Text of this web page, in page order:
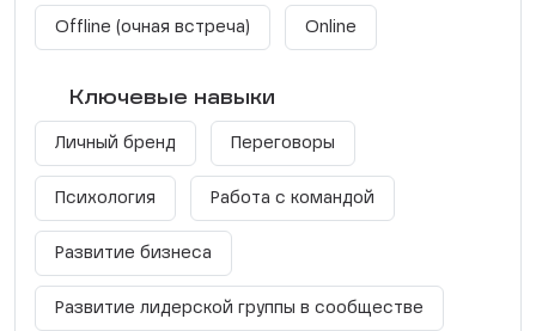
Offline (очная встреча) Online
Ключевые навыки
Личный бренд Переговоры
Психология Работа с командой
Развитие бизнеса
Развитие лидерской группы в сообществе